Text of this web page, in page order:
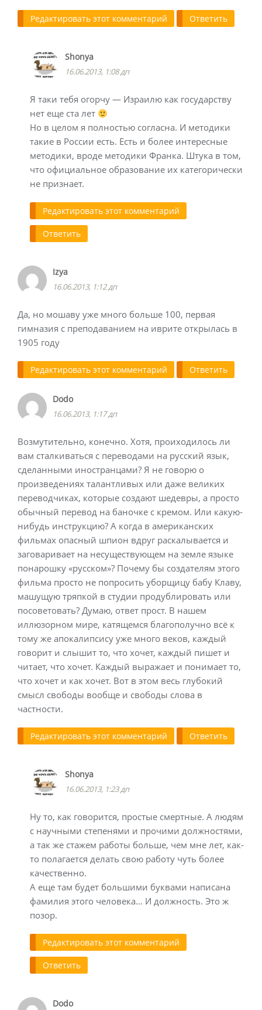
Редактировать этот комментарий Ответить
Shonya
16.06.2013, 1:08 дп
Я таки тебя огорчу — Израилю как государству
нет еще ста лет
Но в целом я полностью согласна. И методики
такие в России есть. Есть и более интересные
методики, вроде методики Франка. Штука в том,
что официальное образование их категорически
не признает.
Редактировать этот комментарий
Ответить
Izya
16.06.2013, 1:12 дп
Да, но мошаву уже много больше 100, первая
гимназия с преподаванием на иврите открылась в
1905 году
Редактировать этот комментарий Ответить
Dodo
16.06.2013, 1:17 дп
Возмутительно, конечно. Хотя, проиходилось ли
вам сталкиваться с переводами на русский язык,
сделанными иностранцами? Я не говорю о
произведениях талантливых или даже великих
переводчиках, которые создают шедевры, а просто
обычный перевод на баночке с кремом. Или какую-
нибудь инструкцию? А когда в американских
фильмах опасный шпион вдруг раскалывается и
заговаривает на несуществующем на земле языке
понарошку «русском»? Почему бы создателям этого
фильма просто не попросить уборщицу бабу Клаву,
машущую тряпкой в студии продублировать или
посоветовать? Думаю, ответ прост. В нашем
иллюзорном мире, катящемся благополучно всё к
тому же апокалипсису уже много веков, каждый
говорит и слышит то, что хочет, каждый пишет и
читает, что хочет. Каждый выражает и понимает то,
что хочет и как хочет. Вот в этом весь глубокий
смысл свободы вообще и свободы слова в
частности.
Редактировать этот комментарий Ответить
Shonya
16.06.2013, 1:23 дп
Ну то, как говорится, простые смертные. А людям
с научными степенями и прочими должностями,
а так же стажем работы больше, чем мне лет, как-
то полагается делать свою работу чуть более
качественно.
А еще там будет большими буквами написана
фамилия этого человека… И должность. Это ж
позор.
Редактировать этот комментарий
Ответить
Dodo